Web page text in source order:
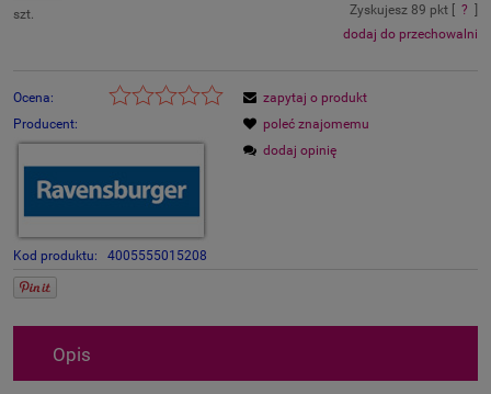
szt. Zyskujesz 89 pkt [ ?
dodaj do przechowalni
Ocena:
Producent:
Kod produktu: 4005555015208
zapytaj o produkt
poleć znajomemu
dodaj opinię
Opis